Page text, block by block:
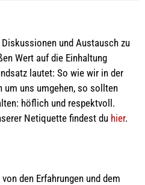
und Austausch zu
Wert auf die Einhaltung
lautet: So wie wir in der
um uns umgehen, so sollten
höflich und respektvoll.
Netiquette findest du hier.
den Erfahrungen und dem